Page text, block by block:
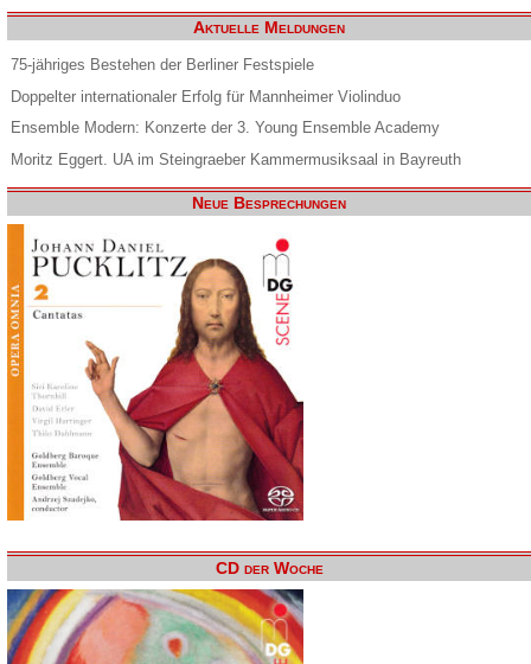
Aktuelle Meldungen
75-jähriges Bestehen der Berliner Festspiele
Doppelter internationaler Erfolg für Mannheimer Violinduo
Ensemble Modern: Konzerte der 3. Young Ensemble Academy
Moritz Eggert. UA im Steingraeber Kammermusiksaal in Bayreuth
Neue Besprechungen
CD der Woche